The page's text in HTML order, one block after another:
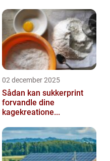
02 december 2025
Sådan kan sukkerprint
forvandle dine
kagekreatione...